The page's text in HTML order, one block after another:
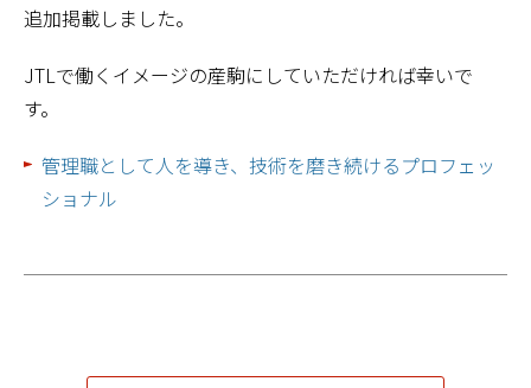
追加掲載しました。
JTLで働くイメージの産駒にしていただければ幸いで
す。
管理職として人を導き、技術を磨き続けるプロフェッ
ショナル